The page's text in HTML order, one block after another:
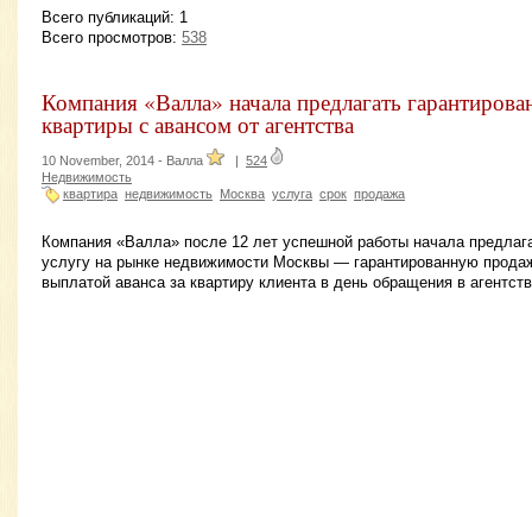
Всего публикаций: 1
Всего просмотров: 538
Компания «Валла» начала предлагать
квартиры с авансом от агентства
10 November, 2014 - Валла | 524
Недвижимость
квартира недвижимость Москва услуга срок продажа
Компания «Валла» после 12 лет успешной работы начала
услугу на рынке недвижимости Москвы — гарантированную
выплатой аванса за квартиру клиента в день обращения в